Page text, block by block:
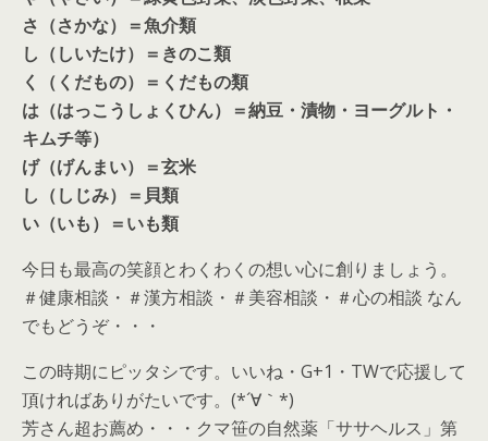
さ（さかな）＝魚介類
し（しいたけ）＝きのこ類
く（くだもの）＝くだもの類
は（はっこうしょくひん）＝納豆・漬物・ヨーグルト・
キムチ等）
げ（げんまい）＝玄米
し（しじみ）＝貝類
い（いも）＝いも類
今日も最高の笑顔とわくわくの想い心に創りましょう。
＃健康相談・＃漢方相談・＃美容相談・＃心の相談 なん
でもどうぞ・・・
この時期にピッタシです。いいね・G+1・TWで応援して
頂ければありがたいです。(*´∀｀*)
芳さん超お薦め・・・クマ笹の自然薬「ササヘルス」第